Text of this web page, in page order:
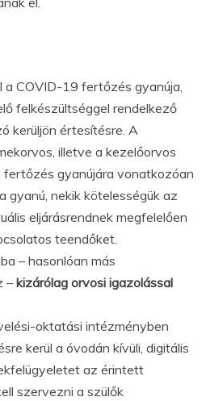
a COVID-19 fertőzés gyanúja,
felkészültséggel rendelkező
kerüljön értesítésre. A
illetve a kezelőorvos
gyanújára vonatkozóan
gyanú, nekik kötelességük az
eljárásrendnek megfelelően
teendőket.
– hasonlóan más
– kizárólag orvosi igazolással
oktatási intézményben
kerül a óvodán kívüli, digitális
az érintett
szervezni a szülők